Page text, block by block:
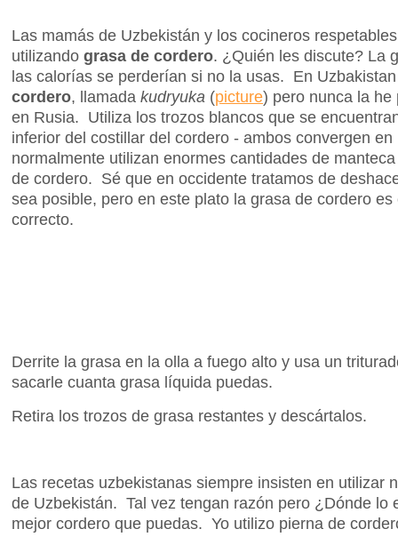
Las mamás de Uzbekistán y los cocineros
utilizando grasa de cordero. ¿Quién les discute? La
las calorías se perderían si no la usas. En
cordero, llamada kudryuka (picture) pero nunca la he
en Rusia. Utiliza los trozos blancos que se
inferior del costillar del cordero - ambos convergen
normalmente utilizan enormes cantidades de
de cordero. Sé que en occidente tratamos de
sea posible, pero en este plato la grasa de cordero
correcto.
Derrite la grasa en la olla a fuego alto y usa un
sacarle cuanta grasa líquida puedas.
Retira los trozos de grasa restantes y descártalos.
Las recetas uzbekistanas siempre insisten en utilizar
de Uzbekistán. Tal vez tengan razón pero ¿Dónde lo
mejor cordero que puedas. Yo utilizo pierna de